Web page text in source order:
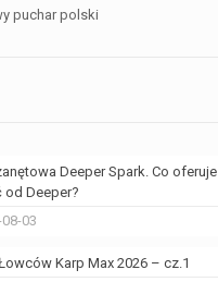
Deeper Spark. Co oferuje
od Deeper?
03
Karp Max 2026 – cz.1